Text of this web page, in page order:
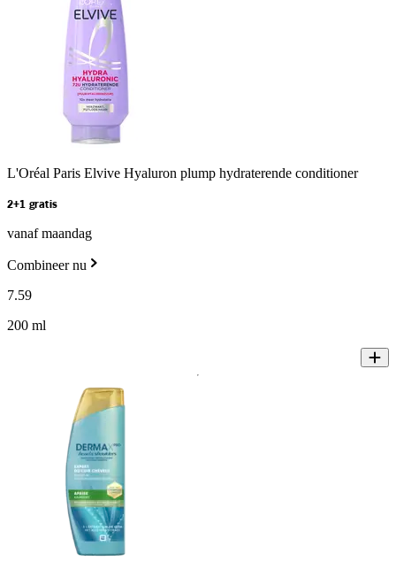
L'Oréal Paris Elvive Hyaluron plump hydraterende conditioner
2+1 gratis
vanaf maandag
Combineer nu
7.59
200 ml